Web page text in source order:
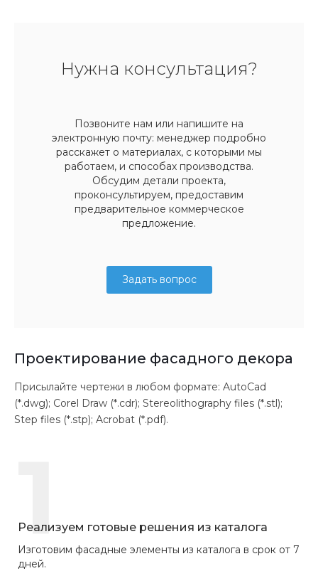
Нужна консультация?
Позвоните нам или напишите на
электронную почту: менеджер подробно
расскажет о материалах, с которыми мы
работаем, и способах производства.
Обсудим детали проекта,
проконсультируем, предоставим
предварительное коммерческое
предложение.
Задать вопрос
Проектирование фасадного декора
Присылайте чертежи в любом формате: AutoCad
(*.dwg); Corel Draw (*.cdr); Stereolithography files (*.stl);
Step files (*.stp); Acrobat (*.pdf).
1
Реализуем готовые решения из каталога
Изготовим фасадные элементы из каталога в срок от 7
дней.